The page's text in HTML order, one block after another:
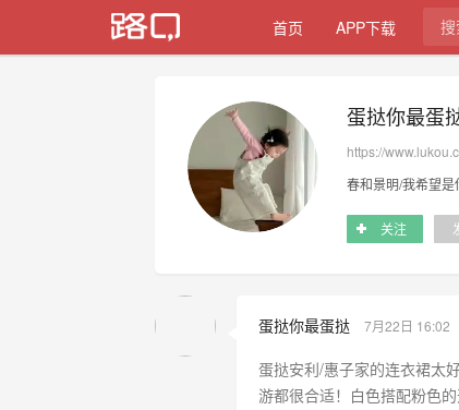
首页 APP下载
蛋挞你最蛋
https://
春和景明/我希望
关注
蛋挞你最蛋挞 7月22日 16:02
蛋挞安利/惠子家的连衣裙太
游都很合适！白色搭配粉色